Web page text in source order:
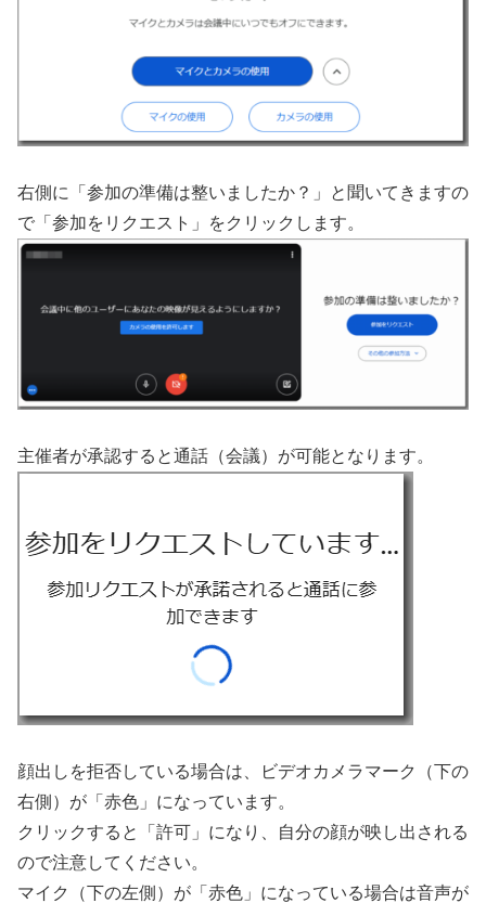
右側に「参加の準備は整いましたか？」と聞いてきますの
で「参加をリクエスト」をクリックします。
主催者が承認すると通話（会議）が可能となります。
顔出しを拒否している場合は、ビデオカメラマーク（下の
右側）が「赤色」になっています。
クリックすると「許可」になり、自分の顔が映し出される
ので注意してください。
マイク（下の左側）が「赤色」になっている場合は音声が